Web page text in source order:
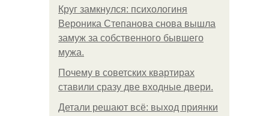
Круг замкнулся: психологиня
Вероника Степанова снова вышла
замуж за собственного бывшего
мужа.
Почему в советских квартирах
ставили сразу две входные двери.
Детали решают всё: выход приянки